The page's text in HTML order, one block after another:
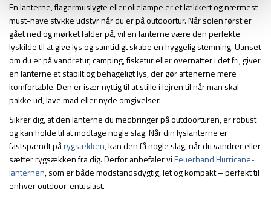
En lanterne, flagermuslygte eller olielampe er et lækkert og nærmest
must-have stykke udstyr når du er på outdoortur. Når solen først er
gået ned og mørket falder på, vil en lanterne være den perfekte
lyskilde til at give lys og samtidigt skabe en hyggelig stemning. Uanset
om du er på vandretur, camping, fisketur eller overnatter i det fri, giver
en lanterne et stabilt og behageligt lys, der gør aftenerne mere
komfortable. Den er især nyttig til at stille i lejren til når man skal
pakke ud, lave mad eller nyde omgivelser.
Sikrer dig, at den lanterne du medbringer på outdoorturen, er robust
og kan holde til at modtage nogle slag. Når din lyslanterne er
fastspændt pårygsækken, kan den få nogle slag, når du vandrer eller
sætter rygsækken fra dig. Derfor anbefaler viFeuerhand Hurricane-
lanternen, som er både modstandsdygtig, let og kompakt – perfekt til
enhver outdoor-entusiast.